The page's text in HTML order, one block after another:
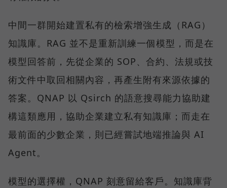
中間一群開始建置私有的檢索增強生成（RAG）
知識庫。RAG 並不是重新訓練一個模型，而是在
模型回答前，先從企業的 SOP、合約、法規或技
術文件中取回相關內容，再產生附有來源依據的
答案。QNAP 以 Qsirch 的語意搜尋能力協助建
構這類應用，協助企業建立私有知識庫；而走在
最前面的少數企業，則已經嘗試地端推論與 AI
Agent。
模型的選擇權，QNAP 刻意留給客戶。知識庫背